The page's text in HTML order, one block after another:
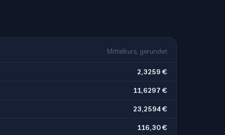
Mittelkurs, gerundet
2,3259 €
11,6297 €
23,2594 €
116,30 €